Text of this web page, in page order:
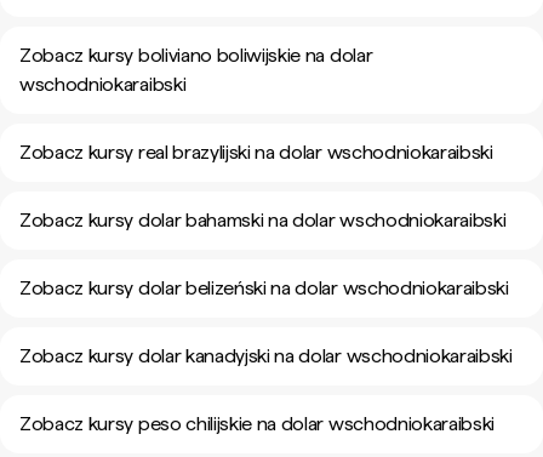
Zobacz kursy boliviano boliwijskie na dolar
wschodniokaraibski
Zobacz kursy real brazylijski na dolar wschodniokaraibski
Zobacz kursy dolar bahamski na dolar wschodniokaraibski
Zobacz kursy dolar belizeński na dolar wschodniokaraibski
Zobacz kursy dolar kanadyjski na dolar wschodniokaraibski
Zobacz kursy peso chilijskie na dolar wschodniokaraibski